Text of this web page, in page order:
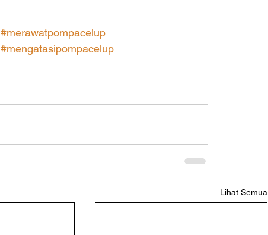
#merawatpompacelup
#mengatasipompacelup
Lihat Semua